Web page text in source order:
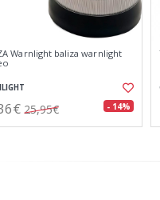
Warnlight baliza warnlight
25,95€ - 14%